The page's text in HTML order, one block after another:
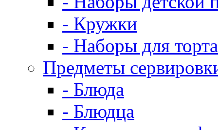
- Кружки
- Наборы для торта
Предметы
- Блюда
- Блюдца